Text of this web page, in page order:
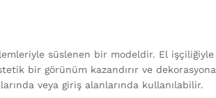
süslenen bir modeldir. El
bir görünüm kazandırır ve
veya giriş alanlarında kullanılabilir.